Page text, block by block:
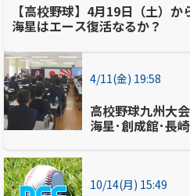
【高校野球】4月19日（土）
海星はエース復活なるか？
4/11(金) 19:58
高校野球九州大
海星･創成館･長
10/14(月) 15:49